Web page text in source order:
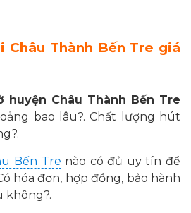
Châu Thành Bến Tre giá
huyện Châu Thành Bến Tre
bao lâu?. Chất lượng hút
Bến Tre nào có đủ uy tín để
hóa đơn, hợp đồng, bảo hành
không?.